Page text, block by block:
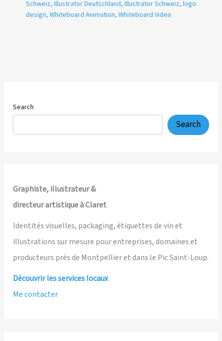
Schweiz, Illustrator Deutschland, Illustrator Schweiz, logo
design, Whiteboard Animation, Whiteboard Video
Search
Search
Graphiste, illustrateur &
directeur artistique à Claret
Identités visuelles, packaging, étiquettes de vin et
illustrations sur mesure pour entreprises, domaines et
producteurs près de Montpellier et dans le Pic Saint-Loup.
Découvrir les services locaux
Me contacter